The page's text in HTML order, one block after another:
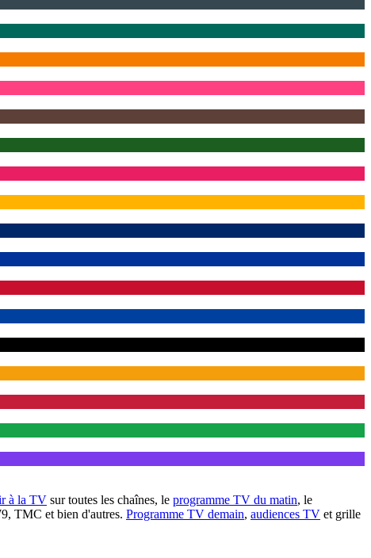
à la TV sur toutes les chaînes, le programme TV du matin, le
TMC et bien d'autres. Programme TV demain, audiences TV et grille